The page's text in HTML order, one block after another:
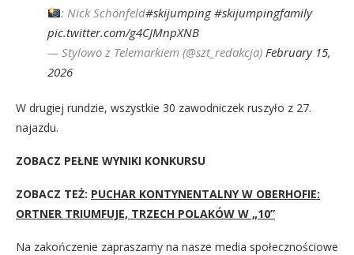
: Nick Schönfeld#skijumping #skijumpingfamily
pic.twitter.com/g4CJMnpXNB
— Stylowo z Telemarkiem (@szt_redakcja) February 15,
2026
W drugiej rundzie, wszystkie 30 zawodniczek ruszyło z 27.
najazdu.
ZOBACZ PEŁNE WYNIKI KONKURSU
ZOBACZ TEŻ: PUCHAR KONTYNENTALNY W OBERHOFIE:
ORTNER TRIUMFUJE, TRZECH POLAKÓW W „10”
Na zakończenie zapraszamy na nasze media społecznościowe